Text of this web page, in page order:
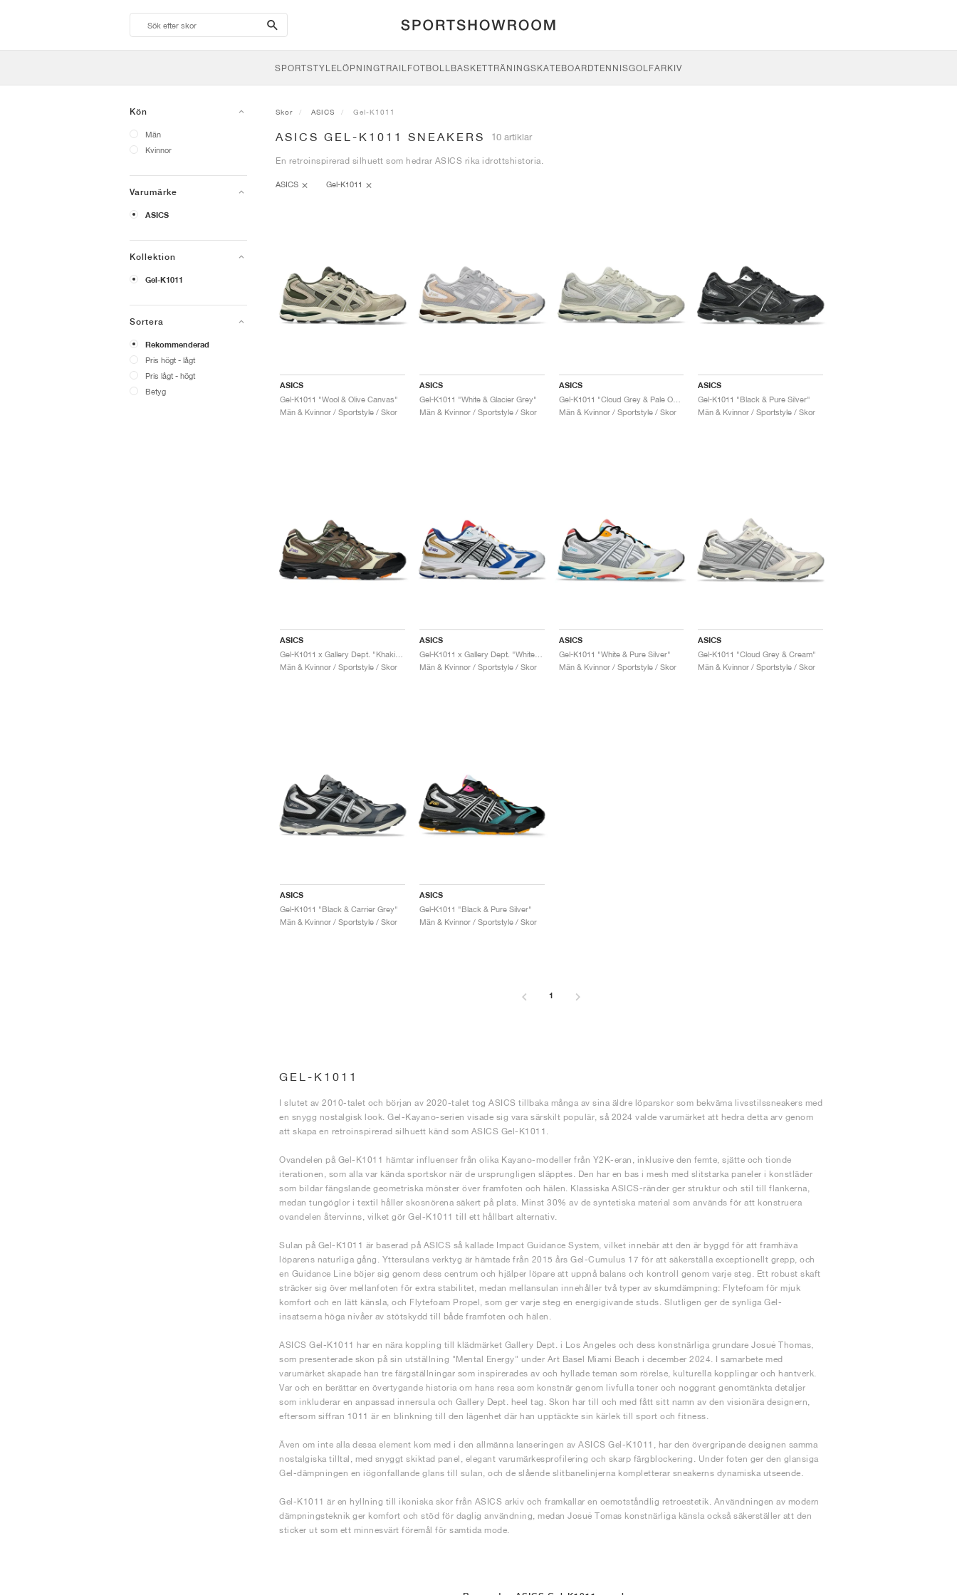
search-
btn
SPORTSTYLELÖPNINGTRAILFOTBOLLBASKETTRÄNINGSKATEBOARDTENNISGOLFARKIV
Kön
Män
Kvinnor
Varumärke
ASICS
Kollektion
Gel-K1011
Sortera
Rekommenderad
Pris högt - lågt
Pris lågt - högt
Betyg
Skor ASICS Gel-K1011
ASICS GEL-K1011 SNEAKERS 10 artiklar
En retroinspirerad silhuett som hedrar ASICS rika idrottshistoria.
ASICS Gel-K1011
ASICS
Gel-K1011 "Wool & Olive Canvas"
Män & Kvinnor / Sportstyle / Skor
ASICS
Gel-K1011 "White & Glacier Grey"
Män & Kvinnor / Sportstyle / Skor
ASICS
Gel-K1011 "Cloud Grey & Pale Oak"
Män & Kvinnor / Sportstyle / Skor
ASICS
Gel-K1011 "Black & Pure Silver"
Män & Kvinnor / Sportstyle / Skor
ASICS
Män & Kvinnor / Sportstyle / Skor
ASICS
Gel-K1011 x Gallery Dept. "White & Pure Silver"
Män & Kvinnor / Sportstyle / Skor
ASICS
Gel-K1011 "White & Pure Silver"
Män & Kvinnor / Sportstyle / Skor
ASICS
Gel-K1011 "Cloud Grey & Cream"
Män & Kvinnor / Sportstyle / Skor
ASICS
Gel-K1011 "Black & Carrier Grey"
Män & Kvinnor / Sportstyle / Skor
ASICS
Gel-K1011 "Black & Pure Silver"
Män & Kvinnor / Sportstyle / Skor
1
GEL-K1011
I slutet av 2010-talet och början av 2020-talet tog ASICS tillbaka många av sina äldre löparskor som bekväma livsstilssneakers med
en snygg nostalgisk look. Gel-Kayano-serien visade sig vara särskilt populär, så 2024 valde varumärket att hedra detta arv genom
att skapa en retroinspirerad silhuett känd som ASICS Gel-K1011.
Ovandelen på Gel-K1011 hämtar influenser från olika Kayano-modeller från Y2K-eran, inklusive den femte, sjätte och tionde
iterationen, som alla var kända sportskor när de ursprungligen släpptes. Den har en bas i mesh med slitstarka paneler i konstläder
som bildar fängslande geometriska mönster över framfoten och hälen. Klassiska ASICS-ränder ger struktur och stil till flankerna,
medan tungöglor i textil håller skosnörena säkert på plats. Minst 30% av de syntetiska material som används för att konstruera
ovandelen återvinns, vilket gör Gel-K1011 till ett hållbart alternativ.
Sulan på Gel-K1011 är baserad på ASICS så kallade Impact Guidance System, vilket innebär att den är byggd för att framhäva
löparens naturliga gång. Yttersulans verktyg är hämtade från 2015 års Gel-Cumulus 17 för att säkerställa exceptionellt grepp, och
en Guidance Line böjer sig genom dess centrum och hjälper löpare att uppnå balans och kontroll genom varje steg. Ett robust skaft
sträcker sig över mellanfoten för extra stabilitet, medan mellansulan innehåller två typer av skumdämpning: Flytefoam för mjuk
komfort och en lätt känsla, och Flytefoam Propel, som ger varje steg en energigivande studs. Slutligen ger de synliga Gel-
insatserna höga nivåer av stötskydd till både framfoten och hälen.
ASICS Gel-K1011 har en nära koppling till klädmärket Gallery Dept. i Los Angeles och dess konstnärliga grundare Josué Thomas,
som presenterade skon på sin utställning "Mental Energy" under Art Basel Miami Beach i december 2024. I samarbete med
varumärket skapade han tre färgställningar som inspirerades av och hyllade teman som rörelse, kulturella kopplingar och hantverk.
Var och en berättar en övertygande historia om hans resa som konstnär genom livfulla toner och noggrant genomtänkta detaljer
som inkluderar en anpassad innersula och Gallery Dept. heel tag. Skon har till och med fått sitt namn av den visionära designern,
eftersom siffran 1011 är en blinkning till den lägenhet där han upptäckte sin kärlek till sport och fitness.
Även om inte alla dessa element kom med i den allmänna lanseringen av ASICS Gel-K1011, har den övergripande designen samma
nostalgiska tilltal, med snyggt skiktad panel, elegant varumärkesprofilering och skarp färgblockering. Under foten ger den glansiga
Gel-dämpningen en iögonfallande glans till sulan, och de slående slitbanelinjerna kompletterar sneakerns dynamiska utseende.
Gel-K1011 är en hyllning till ikoniska skor från ASICS arkiv och framkallar en oemotståndlig retroestetik. Användningen av modern
dämpningsteknik ger komfort och stöd för daglig användning, medan Josué Tomas konstnärliga känsla också säkerställer att den
sticker ut som ett minnesvärt föremål för samtida mode.